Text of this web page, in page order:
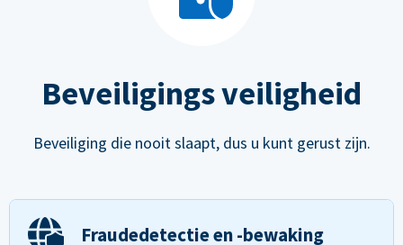
Beveiligings veiligheid
Beveiliging die nooit slaapt, dus u kunt gerust zijn.
Fraudedetectie en -bewaking